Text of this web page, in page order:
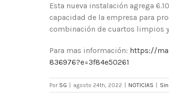
Esta nueva instalación agrega
capacidad de la empresa para
combinación de cuartos limpios
Para mas información: https://
836976?e=3f84e50261
Por SG agosto 24th, 2022 NOTICIAS